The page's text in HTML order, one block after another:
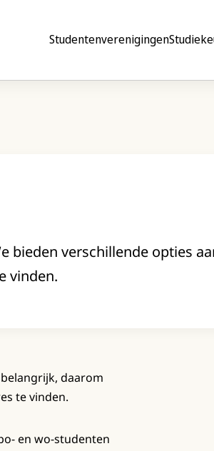
Studentenverenigingen
bieden verschillende opties
vinden.
daarom
te vinden.
en wo-studenten